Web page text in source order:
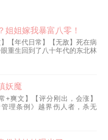
姐姐嫁我暴富八零！
】【年代日常】【无敌】死在病
重生回到了八十年代的东北林
毁了一生，重活一世，他果断
美长姐！“退婚？这简直是天
验，陆青山在莽莽原始大森林
破风，右手神枪弑敌！寻参
收虎王！他从一个屯里人人喊
路碾压各路跳梁小
妖魔
+爽文】【评分刚出，会涨】
理条例》越界伤人者，杀无
岁的高三学生沈长安，看着眼
背诵着条例。 “哪来的学生？